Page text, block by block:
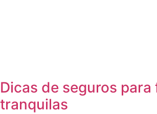
Dicas de seguros para
tranquilas